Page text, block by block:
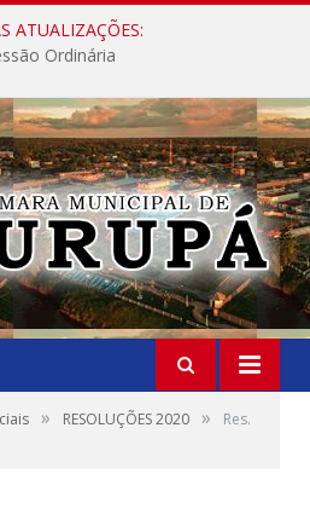
ATUALIZAÇÕES:
Ordinária
» RESOLUÇÕES 2020 »
Res.